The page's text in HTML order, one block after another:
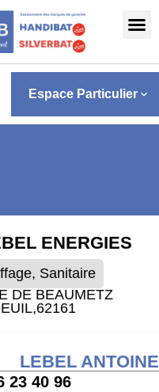
des cookies
Espace Particulier keyboard_arrow_down
ENERGIES
Sanitaire
DE BEAUMETZ
62161
LEBEL ANTOINE
23 40 96